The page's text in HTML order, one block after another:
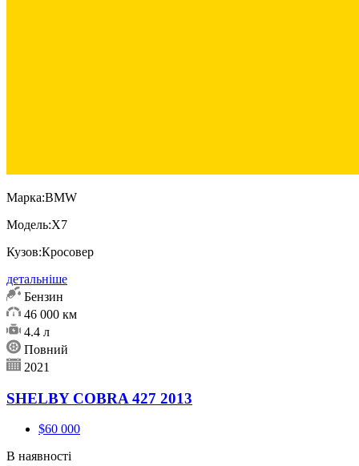
Марка:BMW
Модель:X7
Кузов:Кросовер
детальніше
Бензин
46 000 км
4.4 л
Повний
2021
SHELBY COBRA 427 2013
$60 000
В наявності